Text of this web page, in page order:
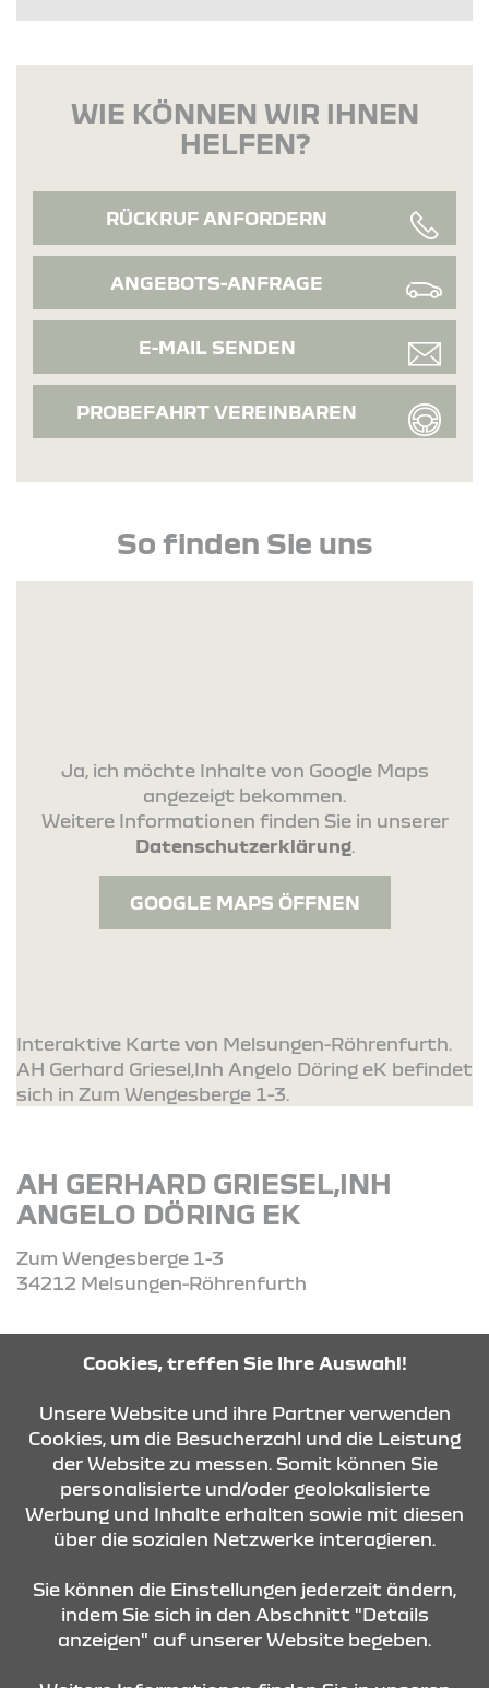
WIE KÖNNEN WIR IHNEN
HELFEN?
RÜCKRUF ANFORDERN
ANGEBOTS-ANFRAGE
E-MAIL SENDEN
PROBEFAHRT VEREINBAREN
So finden Sie uns
Ja, ich möchte Inhalte von Google Maps
angezeigt bekommen.
Weitere Informationen finden Sie in unserer
Datenschutzerklärung.
GOOGLE MAPS ÖFFNEN
Interaktive Karte von Melsungen-Röhrenfurth.
AH Gerhard Griesel,Inh Angelo Döring eK befindet
sich in Zum Wengesberge 1-3.
AH GERHARD GRIESEL,INH
ANGELO DÖRING EK
Zum Wengesberge 1-3
34212 Melsungen-Röhrenfurth
ROUTE PLANEN
ANFRAGE SENDEN
Cookies, treffen Sie Ihre Auswahl!
Unsere Website und ihre Partner verwenden
Cookies, um die Besucherzahl und die Leistung
der Website zu messen. Somit können Sie
personalisierte und/oder geolokalisierte
Werbung und Inhalte erhalten sowie mit diesen
über die sozialen Netzwerke interagieren.
Sie können die Einstellungen jederzeit ändern,
indem Sie sich in den Abschnitt "Details
anzeigen" auf unserer Website begeben.